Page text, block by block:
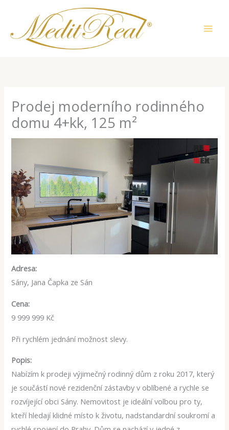
obsah
Prodej moderního rodinného
domu 4+kk, 125 m²
Adresa:
Sány, Jana Čapka ze Sán
Cena:
9 999 999 Kč
Při rychlém jednání možnost slevy.
Popis:
Nabízím k prodeji výjimečný rodinný dům z roku 2017, který
je součástí nové rezidenční zástavby v oblíbené a rychle se
rozvíjející obci Sány. Nemovitost je ideální volbou pro ty,
kteří hledají klidné místo k životu, nadstandardní soukromí a